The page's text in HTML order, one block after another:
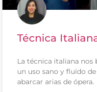
Técnica
La técnica italiana nos
un uso sano y fluído
abarcar arias de ópera.